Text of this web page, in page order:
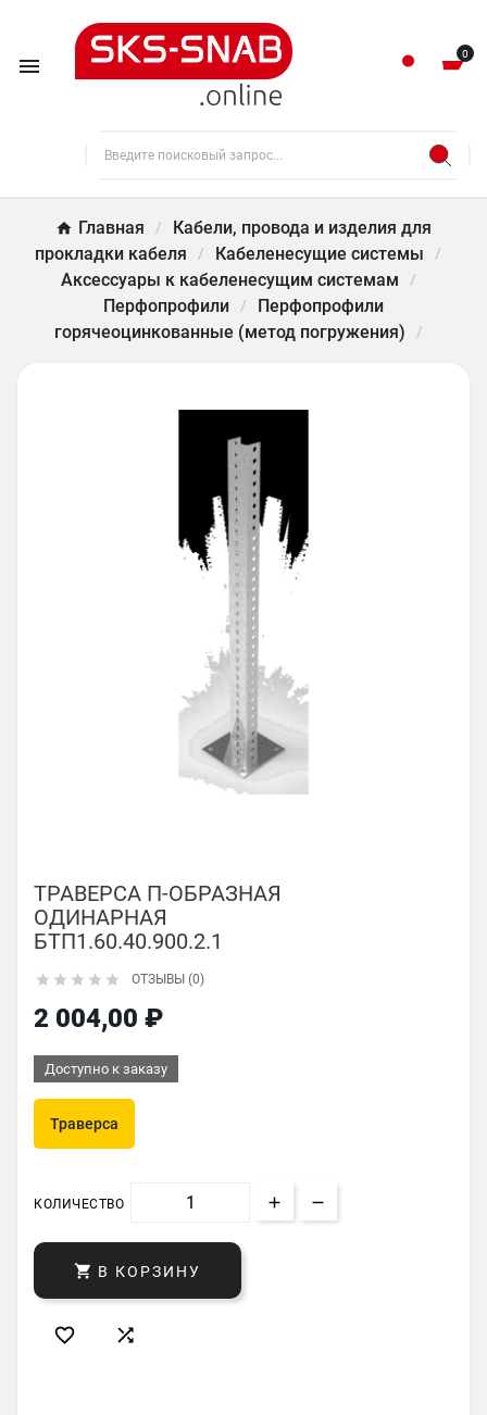
 0
Главная
Кабели, провода и изделия для
прокладки кабеля
Кабеленесущие системы
Аксессуары к кабеленесущим системам
Перфопрофили
Перфопрофили
горячеоцинкованные (метод погружения)
ТРАВЕРСА П-ОБРАЗНАЯ
ОДИНАРНАЯ
БТП1.60.40.900.2.1
     ОТЗЫВЫ (0)
2 004,00 ₽
Доступно к заказу
Траверса
КОЛИЧЕСТВО
 В КОРЗИНУ
 